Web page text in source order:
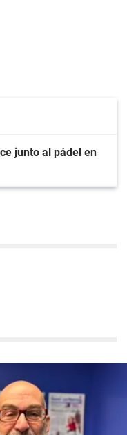
junto al pádel en